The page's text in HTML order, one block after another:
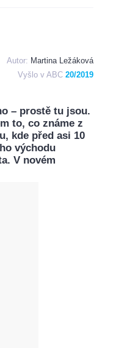
Autor: Martina Ležáková
Vyšlo v ABC 20/2019
– prostě tu jsou.
to, co známe z
kde před asi 10
východu
V novém